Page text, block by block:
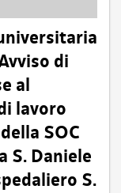
di
al
lavoro
SOC
S. Daniele
S.